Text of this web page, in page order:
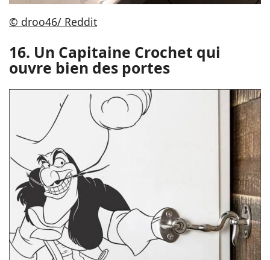
© droo46/ Reddit
16. Un Capitaine Crochet qui
ouvre bien des portes